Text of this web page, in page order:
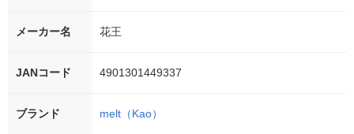
メーカー名 花王
JANコード 4901301449337
ブランド melt（Kao）